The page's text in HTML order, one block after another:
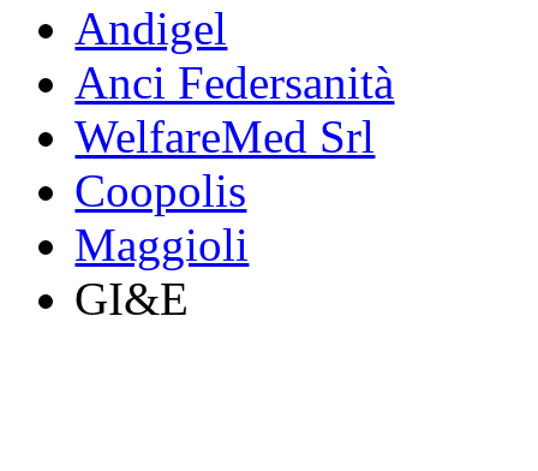
Andigel
Anci Federsanità
WelfareMed Srl
Coopolis
Maggioli
GI&E